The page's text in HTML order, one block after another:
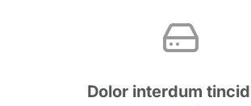
Dolor interdum